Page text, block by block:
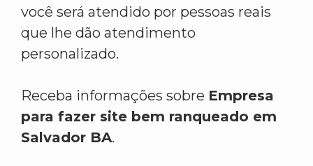
você será atendido por pessoas reais
que lhe dão atendimento
personalizado.
Receba informações sobre Empresa
para fazer site bem ranqueado em
Salvador BA.